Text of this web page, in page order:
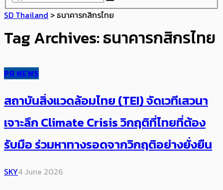
SD Thailand > ธนาคารกสิกรไทย
Tag Archives: ธนาคารกสิกรไทย
PR NEWS
สถาบันสิ่งแวดล้อมไทย (TEI) จัดเวทีเสวนา
เจาะลึก Climate Crisis วิกฤติที่ไทยที่ต้อง
รับมือ ร่วมหาทางรอดจากวิกฤติอย่างยั่งยืน
SKY4 June 2026